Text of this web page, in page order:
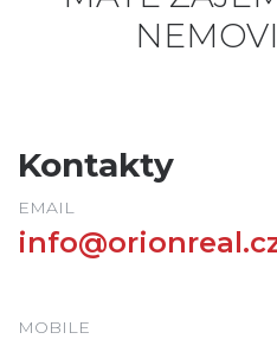
Kontakty
EMAIL
MOBILE